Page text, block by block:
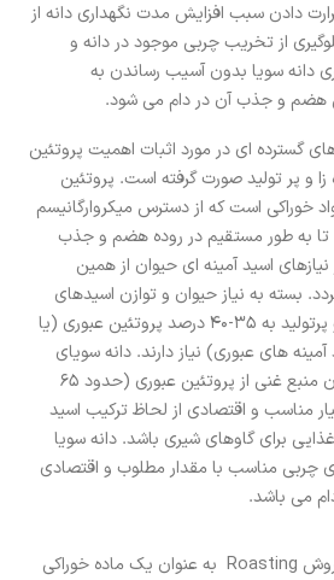
دادن سبب افزایش مدت نگهداری دانه از
از تخریب چربی موجود در دانه و
دانه سویا بدون آسیب رساندن به
هضم و جذب آن در دام می شود.
گسترده ای در مورد اثبات اهمیت پروتئین
و پر تولید صورت گرفته است. پروتئین
خوراکی است که از دسترس میکروارگانیسم
تا به طور مستقیم در روده هضم و جذب
اسید آمینه ای حیوان از همین
بسته به نیاز حیوان و توازن اسیدهای
آمینه جیره، گاوهای تازه زا و پرتولید به 35-40 درصد پروتئین عبوری (یا
های عبوری) نیاز دارند. دانه سویای
حرارت داده شده نیز به عنوان منبع غنی از پروتئین عبوری (حدود 65
مناسب و اقتصادی از لحاظ ترکیب اسید
برای گاوهای شیری باشد. دانه سویا
چربی مناسب با مقدار مطلوب و اقتصادی
می باشد.
دانه سویای فرآوری شده با روش Roasting به عنوان یک ماده خوراکی